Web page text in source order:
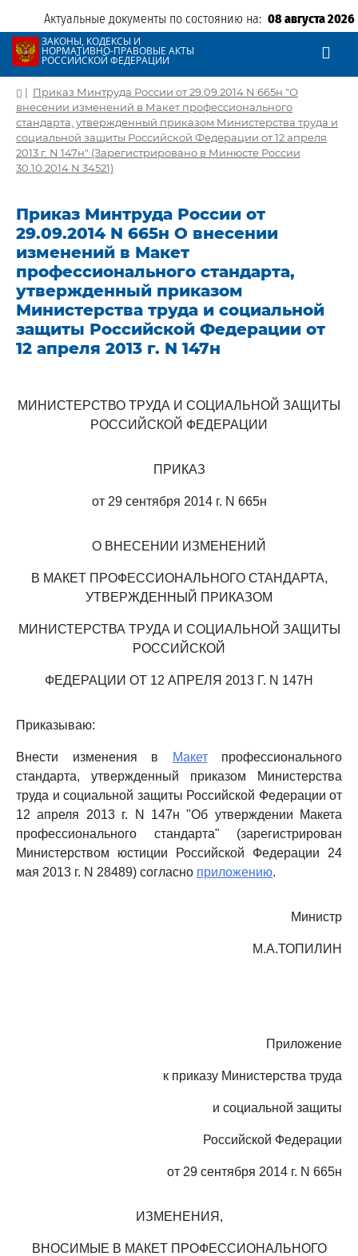
Актуальные документы по состоянию на: 08 августа 2026
ЗАКОНЫ, КОДЕКСЫ И
НОРМАТИВНО-ПРАВОВЫЕ АКТЫ
РОССИЙСКОЙ ФЕДЕРАЦИИ
| Приказ Минтруда России от 29.09.2014 N 665н "О
внесении изменений в Макет профессионального
стандарта, утвержденный приказом Министерства труда и
социальной защиты Российской Федерации от 12 апреля
2013 г. N 147н" (Зарегистрировано в Минюсте России
30.10.2014 N 34521)
Приказ Минтруда России от
29.09.2014 N 665н О внесении
изменений в Макет
профессионального стандарта,
утвержденный приказом
Министерства труда и социальной
защиты Российской Федерации от
12 апреля 2013 г. N 147н
МИНИСТЕРСТВО ТРУДА И СОЦИАЛЬНОЙ ЗАЩИТЫ
РОССИЙСКОЙ ФЕДЕРАЦИИ
ПРИКАЗ
от 29 сентября 2014 г. N 665н
О ВНЕСЕНИИ ИЗМЕНЕНИЙ
В МАКЕТ ПРОФЕССИОНАЛЬНОГО СТАНДАРТА,
УТВЕРЖДЕННЫЙ ПРИКАЗОМ
МИНИСТЕРСТВА ТРУДА И СОЦИАЛЬНОЙ ЗАЩИТЫ
РОССИЙСКОЙ
ФЕДЕРАЦИИ ОТ 12 АПРЕЛЯ 2013 Г. N 147Н
Приказываю:
Внести изменения в Макетпрофессионального
стандарта, утвержденный приказом Министерства
труда и социальной защиты Российской Федерации от
12 апреля 2013 г. N 147н "Об утверждении Макета
профессионального стандарта" (зарегистрирован
Министерством юстиции Российской Федерации 24
мая 2013 г. N 28489) согласно приложению.
Министр
М.А.ТОПИЛИН
Приложение
к приказу Министерства труда
и социальной защиты
Российской Федерации
от 29 сентября 2014 г. N 665н
ИЗМЕНЕНИЯ,
ВНОСИМЫЕ В МАКЕТ ПРОФЕССИОНАЛЬНОГО